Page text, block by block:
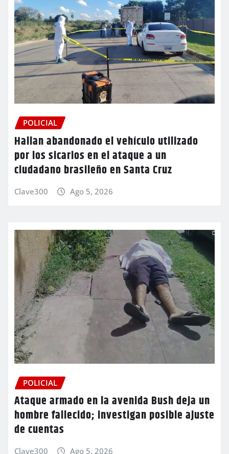
POLICIAL
Hallan abandonado el vehículo utilizado
por los sicarios en el ataque a un
ciudadano brasileño en Santa Cruz
Clave300 Ago 5, 2026
POLICIAL
Ataque armado en la avenida Bush deja un
hombre fallecido; investigan posible ajuste
de cuentas
Clave300 Ago 5, 2026